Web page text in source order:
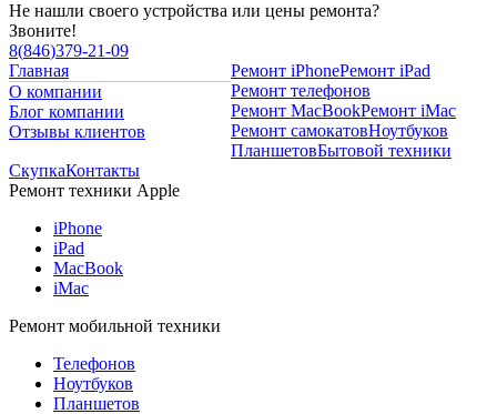
Не нашли своего устройства или цены ремонта?
Звоните!
8(846)379-21-09
Главная
О компании
Блог компании
Отзывы клиентов
Ремонт iPhoneРемонт iPad
Ремонт телефонов
Ремонт MacBookРемонт iMac
Ремонт самокатовНоутбуков
ПланшетовБытовой техники
СкупкаКонтакты
Ремонт техники Apple
iPhone
iPad
MacBook
iMac
Ремонт мобильной техники
Телефонов
Ноутбуков
Планшетов